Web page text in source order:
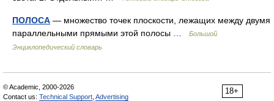
ПОЛОСА — множество точек плоскости, лежащих между двумя
параллельными прямыми этой полосы …
Большой
Энциклопедический словарь
18+
© Academic, 2000-2026
Contact us: Technical Support Advertising